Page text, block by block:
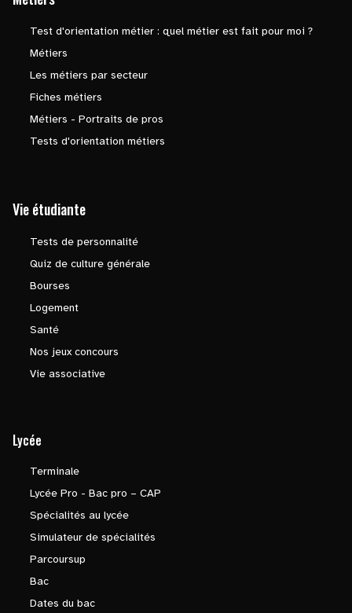
Test d'orientation métier : quel métier est fait pour moi ?
Métiers
Les métiers par secteur
Fiches métiers
Métiers - Portraits de pros
Tests d'orientation métiers
Vie étudiante
Tests de personnalité
Quiz de culture générale
Bourses
Logement
Santé
Nos jeux concours
Vie associative
Lycée
Terminale
Lycée Pro - Bac pro – CAP
Spécialités au lycée
Simulateur de spécialités
Parcoursup
Bac
Dates du bac